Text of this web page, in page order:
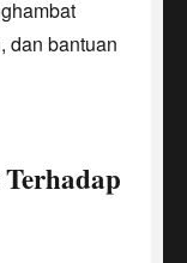
dan bantuan